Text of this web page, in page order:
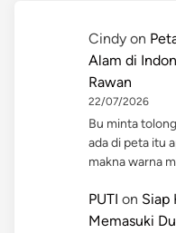
Cindy on
Alam di
Rawan
22/07/2026
Bu minta
ada di peta itu
makna warna
PUTI on Siap
Memasuki